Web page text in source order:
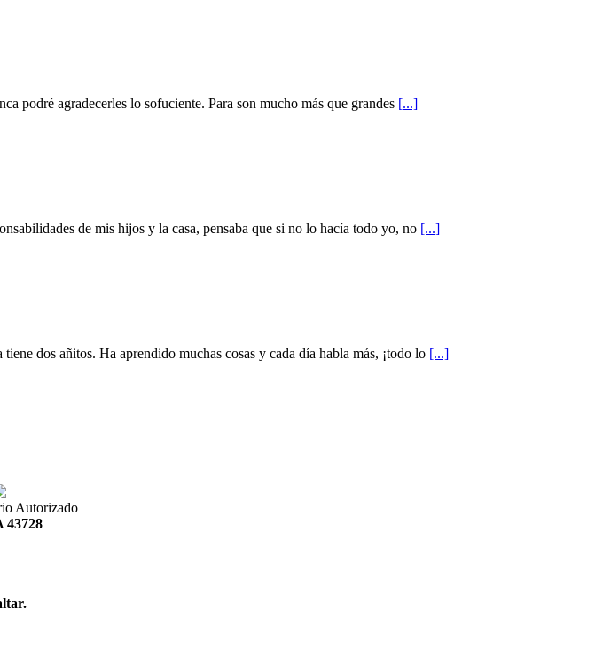
podré agradecerles lo sofuciente. Para son mucho más que grandes [...]
de mis hijos y la casa, pensaba que si no lo hacía todo yo, no [...]
dos añitos. Ha aprendido muchas cosas y cada día habla más, ¡todo lo [...]
Autorizado
43728